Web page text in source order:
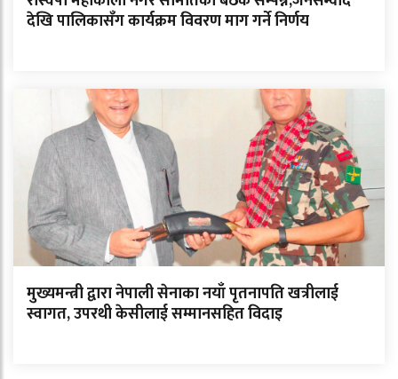
देखि पालिकासँग कार्यक्रम विवरण माग गर्ने निर्णय
मुख्यमन्त्री द्वारा नेपाली सेनाका नयाँ पृतनापति खत्रीलाई
स्वागत, उपरथी केसीलाई सम्मानसहित विदाइ